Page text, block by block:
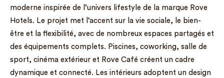
moderne inspirée de l’univers lifestyle de la marque Rove
Hotels. Le projet met l’accent sur la vie sociale, le bien-
être et la flexibilité, avec de nombreux espaces partagés et
des équipements complets. Piscines, coworking, salle de
sport, cinéma extérieur et Rove Café créent un cadre
dynamique et connecté. Les intérieurs adoptent un design